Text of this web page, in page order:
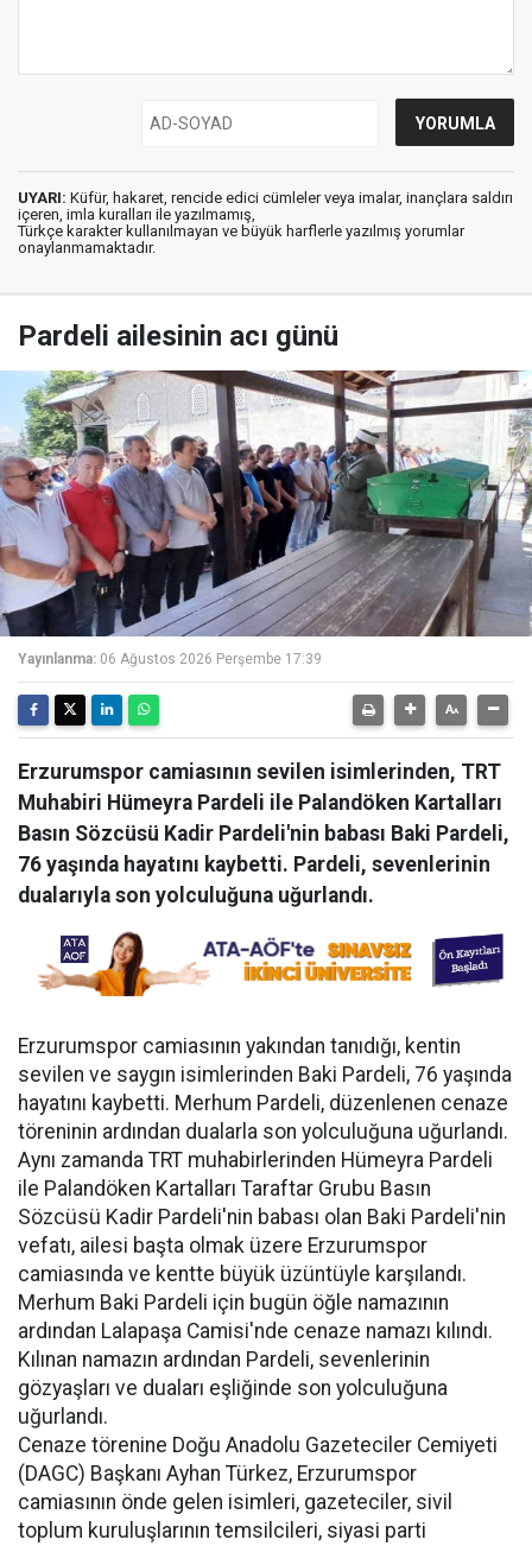
UYARI: Küfür, hakaret, rencide edici cümleler veya imalar, inançlara saldırı
içeren, imla kuralları ile yazılmamış,
Türkçe karakter kullanılmayan ve büyük harflerle yazılmış yorumlar
onaylanmamaktadır.
Pardeli ailesinin acı günü
Yayınlanma: 06 Ağustos 2026 Perşembe 17:39
Erzurumspor camiasının sevilen isimlerinden, TRT
Muhabiri Hümeyra Pardeli ile Palandöken Kartalları
Basın Sözcüsü Kadir Pardeli'nin babası Baki Pardeli,
76 yaşında hayatını kaybetti. Pardeli, sevenlerinin
dualarıyla son yolculuğuna uğurlandı.
Erzurumspor camiasının yakından tanıdığı, kentin
sevilen ve saygın isimlerinden Baki Pardeli, 76 yaşında
hayatını kaybetti. Merhum Pardeli, düzenlenen cenaze
töreninin ardından dualarla son yolculuğuna uğurlandı.
Aynı zamanda TRT muhabirlerinden Hümeyra Pardeli
ile Palandöken Kartalları Taraftar Grubu Basın
Sözcüsü Kadir Pardeli'nin babası olan Baki Pardeli'nin
vefatı, ailesi başta olmak üzere Erzurumspor
camiasında ve kentte büyük üzüntüyle karşılandı.
Merhum Baki Pardeli için bugün öğle namazının
ardından Lalapaşa Camisi'nde cenaze namazı kılındı.
Kılınan namazın ardından Pardeli, sevenlerinin
gözyaşları ve duaları eşliğinde son yolculuğuna
uğurlandı.
Cenaze törenine Doğu Anadolu Gazeteciler Cemiyeti
(DAGC) Başkanı Ayhan Türkez, Erzurumspor
camiasının önde gelen isimleri, gazeteciler, sivil
toplum kuruluşlarının temsilcileri, siyasi parti